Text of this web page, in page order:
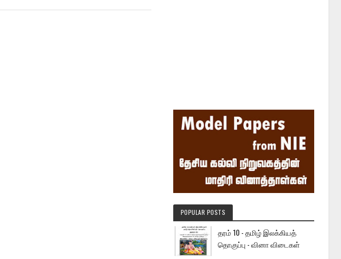
POPULAR POSTS
தரம் 10 - தமிழ் இலக்கியத்
தொகுப்பு - வினா விடைகள்